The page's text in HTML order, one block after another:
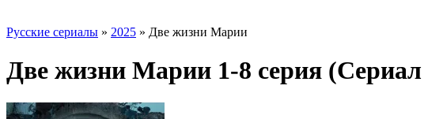
Русские сериалы » 2025 » Две жизни Марии
Две жизни Марии 1-8 серия (Сериал